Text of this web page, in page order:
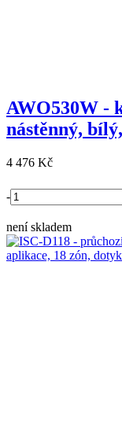
AWO530W -
nástěnný,
4 476 Kč
-
není skladem